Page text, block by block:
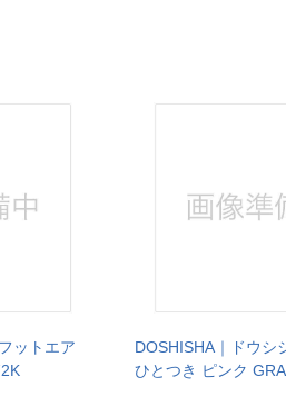
ットエア
DOSHISHA｜ドウシ
ひとつき ピンク